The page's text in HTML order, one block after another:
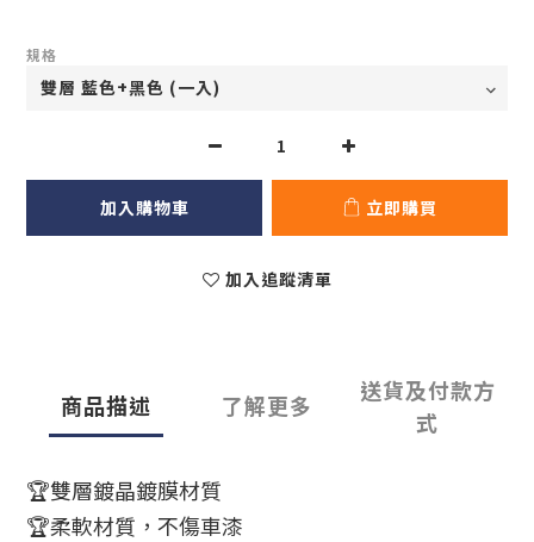
規格
加入購物車 立即購買
加入追蹤清單
商品描述 了解更多
送貨及付款方
式
🏆雙層鍍晶鍍膜材質
🏆柔軟材質，不傷車漆